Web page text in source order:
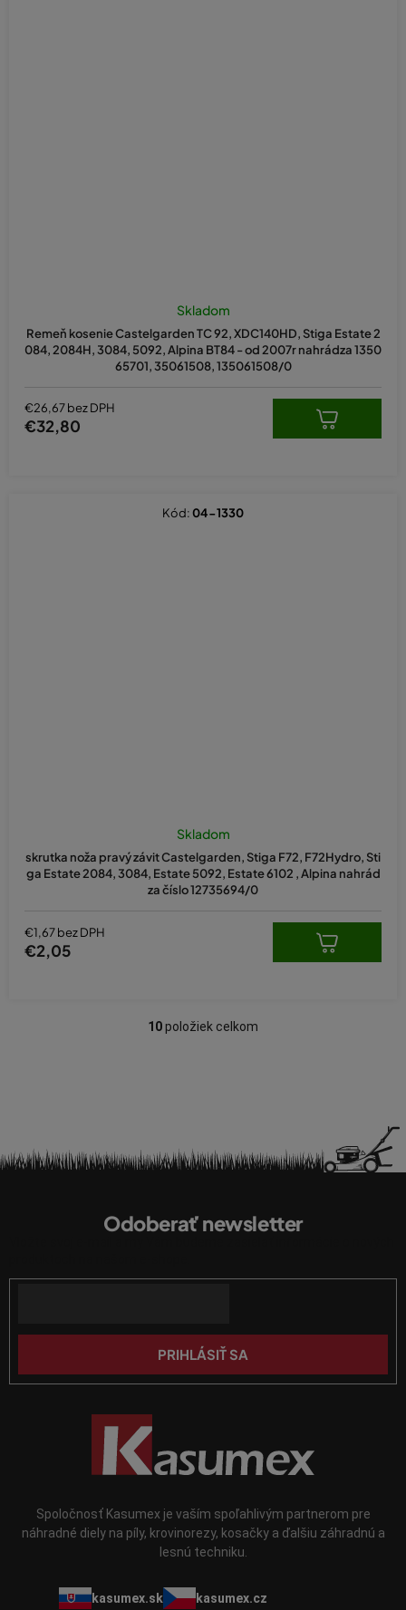
Remeň kosenie Castelgarden TC 92, XDC140HD, Stiga Estate 2
084, 2084H, 3084, 5092, Alpina BT84 - od 2007r nahrádza 1350
65701, 35061508, 135061508/0
Skladom
€26,67 bez DPH
€32,80
skrutka noža pravý závit Castelgarden, Stiga F72, F72Hydro, Sti
ga Estate 2084, 3084, Estate 5092, Estate 6102 , Alpina nahrád
za číslo 12735694/0
Skladom
€1,67 bez DPH
€2,05
Kód:04-1330
O
c
i
p
r
k
ý
p
i
10položiek celkom
t
Spoločnosť Kasumex je vaším spoľahlivým partnerom pre
náhradné diely na píly, krovinorezy, kosačky a ďalšiu záhradnú a
lesnú techniku.
kasumex.sk
kasumex.cz
Odoberať newsletter
PRIHLÁSIŤ SA